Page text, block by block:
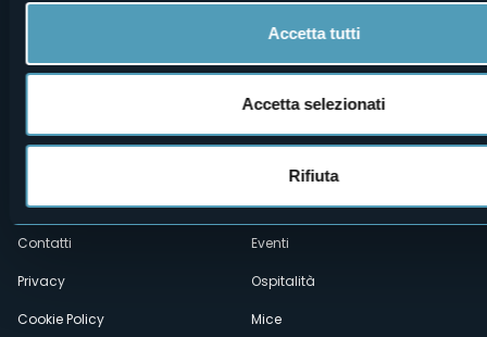
Accetta tutti
Accetta selezionati
Rifiuta
secondario
Dove siamo
Contatti
Privacy
Cookie Policy
Enogastronomia
Webcam
Eventi
Ospitalità
Mice